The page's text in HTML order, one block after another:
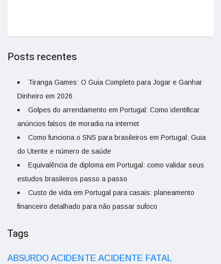
Posts recentes
Tiranga Games: O Guia Completo para Jogar e Ganhar
Dinheiro em 2026
Golpes do arrendamento em Portugal: Como identificar
anúncios falsos de moradia na internet
Como funciona o SNS para brasileiros em Portugal: Guia
do Utente e número de saúde
Equivalência de diploma em Portugal: como validar seus
estudos brasileiros passo a passo
Custo de vida em Portugal para casais: planeamento
financeiro detalhado para não passar sufoco
Tags
ABSURDO ACIDENTE ACIDENTE FATAL